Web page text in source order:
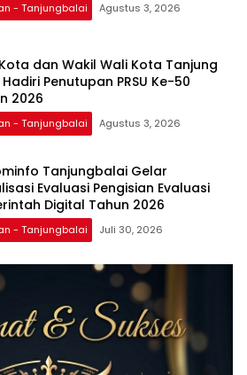
- Tanjungbalai Agustus 3, 2026
dan Wakil Wali Kota Tanjung
Penutupan PRSU Ke-50
2026
- Tanjungbalai Agustus 3, 2026
Tanjungbalai Gelar
Evaluasi Pengisian Evaluasi
Digital Tahun 2026
- Tanjungbalai Juli 30, 2026